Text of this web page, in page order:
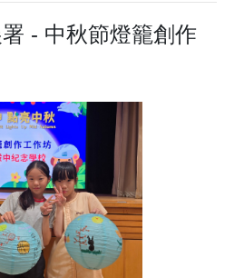
- 中秋節燈籠創作